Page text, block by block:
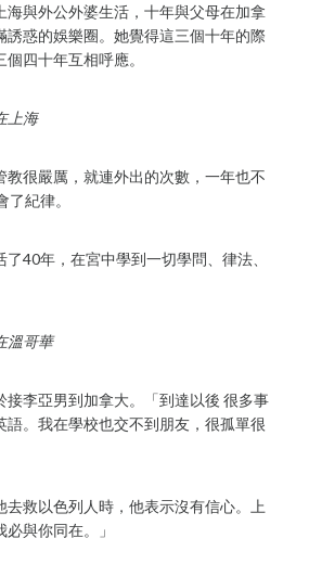
海與外公外婆生活，十年與父母在加拿
誘惑的娛樂圈。她覺得這三個十年的際
四十年互相呼應。
上海
教很嚴厲，就連外出的次數，一年也不
紀律。
40年，在宮中學到一切學問、律法、
溫哥華
接李亞男到加拿大。「到達以後 很多事
語。我在學校也交不到朋友，很孤單很
去救以色列人時，他表示沒有信心。上
與你同在。」